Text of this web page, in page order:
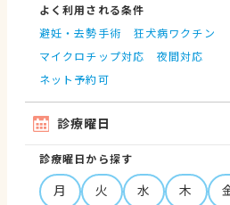
よく利用される条件
避妊・去勢手術
狂犬病ワクチン
マイクロチップ対応
夜間対応
ネット予約可
診療曜日
診療曜日から探す
月 火 水 木